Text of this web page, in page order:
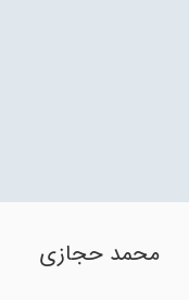
محمد حجازی